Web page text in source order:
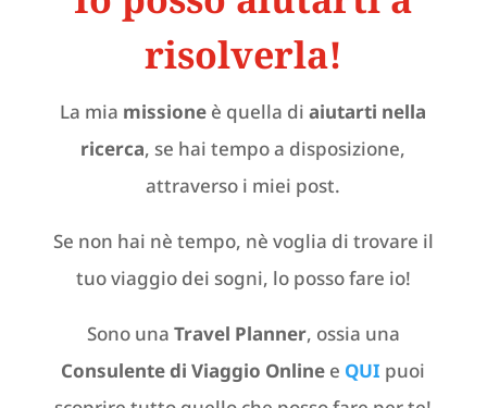
risolverla!
La mia missione è quella diaiutarti nella
ricerca, se hai tempo a disposizione,
attraverso i miei post.
Se non hai nè tempo, nè voglia di trovare il
tuo viaggio dei sogni, lo posso fare io!
Sono una Travel Planner, ossia una
Consulente di Viaggio Online e QUI puoi